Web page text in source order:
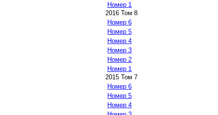
Номер 1
2016 Том 8
Номер 6
Номер 5
Номер 4
Номер 3
Номер 2
Номер 1
2015 Том 7
Номер 6
Номер 5
Номер 4